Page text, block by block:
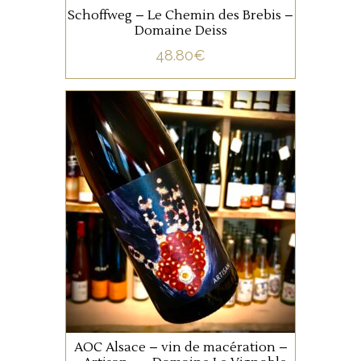
Schoffweg – Le Chemin des Brebis –
Domaine Deiss
48.80€
ALSACE
Gewurztraminer et Pinot Gris,
macération. Fruit d’un vieux
vignoble planté par l’Aieul,
« le Reveur » est un
personnage secret,
misanthrope et un peu
sourcier.
AJOUTER AU PANIER
AOC Alsace – vin de macération –